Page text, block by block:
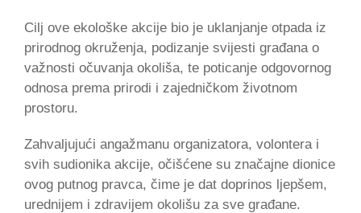
Cilj ove ekološke akcije bio je uklanjanje otpada iz
prirodnog okruženja, podizanje svijesti građana o
važnosti očuvanja okoliša, te poticanje odgovornog
odnosa prema prirodi i zajedničkom životnom
prostoru.
Zahvaljujući angažmanu organizatora, volontera i
svih sudionika akcije, očišćene su značajne dionice
ovog putnog pravca, čime je dat doprinos ljepšem,
urednijem i zdravijem okolišu za sve građane.